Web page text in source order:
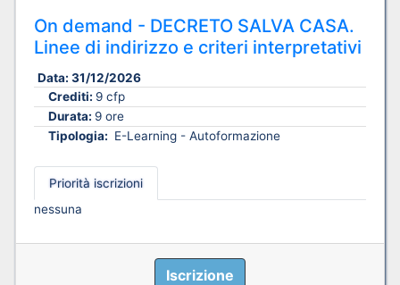
On demand - DECRETO SALVA CASA.
Linee di indirizzo e criteri interpretativi
Data: 31/12/2026
Crediti: 9 cfp
Durata: 9 ore
Tipologia: E-Learning - Autoformazione
Priorità iscrizioni
nessuna
Iscrizione